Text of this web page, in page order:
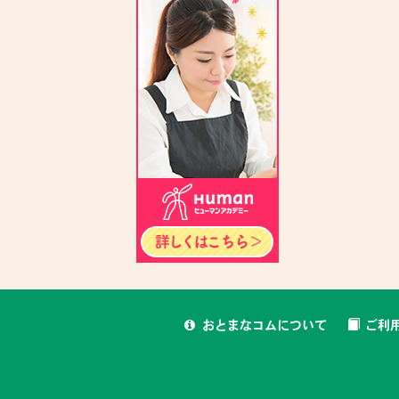
おとまなコムについて ご利